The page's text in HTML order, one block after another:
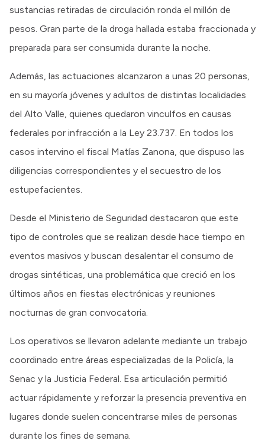
sustancias retiradas de circulación ronda el millón de
pesos. Gran parte de la droga hallada estaba fraccionada y
preparada para ser consumida durante la noche.
Además, las actuaciones alcanzaron a unas 20 personas,
en su mayoría jóvenes y adultos de distintas localidades
del Alto Valle, quienes quedaron vinculfos en causas
federales por infracción a la Ley 23.737. En todos los
casos intervino el fiscal Matías Zanona, que dispuso las
diligencias correspondientes y el secuestro de los
estupefacientes.
Desde el Ministerio de Seguridad destacaron que este
tipo de controles que se realizan desde hace tiempo en
eventos masivos y buscan desalentar el consumo de
drogas sintéticas, una problemática que creció en los
últimos años en fiestas electrónicas y reuniones
nocturnas de gran convocatoria.
Los operativos se llevaron adelante mediante un trabajo
coordinado entre áreas especializadas de la Policía, la
Senac y la Justicia Federal. Esa articulación permitió
actuar rápidamente y reforzar la presencia preventiva en
lugares donde suelen concentrarse miles de personas
durante los fines de semana.